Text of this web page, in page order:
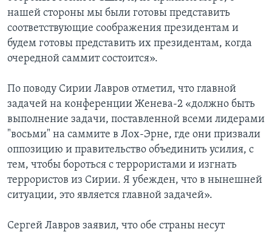
нашей стороны мы были готовы представить
соответствующие соображения президентам и
будем готовы представить их президентам, когда
очередной саммит состоится».
По поводу Сирии Лавров отметил, что главной
задачей на конференции Женева-2 «должно быть
выполнение задачи, поставленной всеми лидерами
"восьми" на саммите в Лох-Эрне, где они призвали
оппозицию и правительство объединить усилия, с
тем, чтобы бороться с террористами и изгнать
террористов из Сирии. Я убежден, что в нынешней
ситуации, это является главной задачей».
Сергей Лавров заявил, что обе страны несут